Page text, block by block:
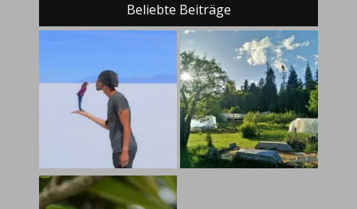
Beliebte Beiträge